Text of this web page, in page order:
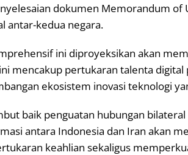
dokumen Memorandum of
antar-kedua negara.
ini diproyeksikan akan
mencakup pertukaran talenta
ekosistem inovasi teknologi
baik penguatan hubungan
antara Indonesia dan Iran akan
keahlian sekaligus